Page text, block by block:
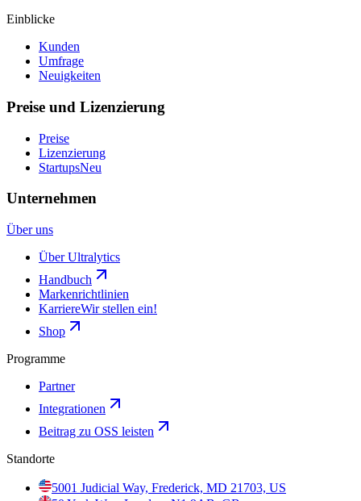
Einblicke
Kunden
Umfrage
Neuigkeiten
Preise und Lizenzierung
Preise
Lizenzierung
StartupsNeu
Unternehmen
Über uns
Über Ultralytics
Handbuch
Markenrichtlinien
KarriereWir stellen ein!
Shop
Programme
Partner
Integrationen
Beitrag zu OSS leisten
Standorte
5001 Judicial Way, Frederick, MD 21703, US